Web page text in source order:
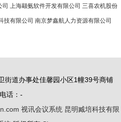
司 上海颛氨软件开发有限公司 三喜农机股份
技有限公司 南京梦鑫航人力资源有限公司
街道办事处佳馨园小区1幢39号商铺
电话：-
视讯会议系统 昆明臧培科技有限